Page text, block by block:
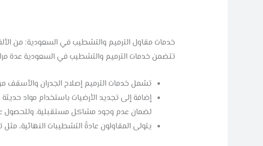
خدمات مقاول الترميم والتشطيب في السعودية: من
تتضمن خدمات الترميم والتشطيب في السعودية عدة
تشمل خدمات الترميم إصلاح الجدران والأسقف
إضافة إلى تجديد الأرضيات باستخدام مواد
لضمان عدم وجود مشاكل مستقبلية. وللحصول
يتولى المقاولون عادةً التشطيبات النهائية، مثل